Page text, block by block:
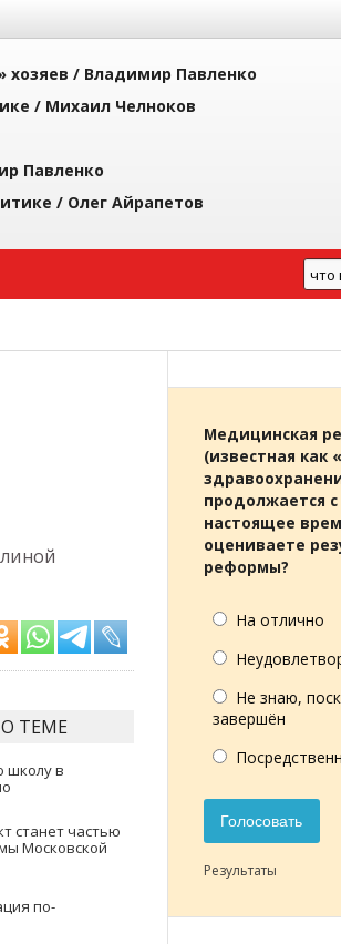
хозяев / Владимир Павленко
/ Михаил Челноков
Павленко
/ Олег Айрапетов
ТЕМЕ
школу в
станет частью
Московской
по-
Медицинская
(известная как
продолжается с
настоящее
оцениваете
реформы?
На отлично
Не знаю,
завершён
Голосовать
Результаты